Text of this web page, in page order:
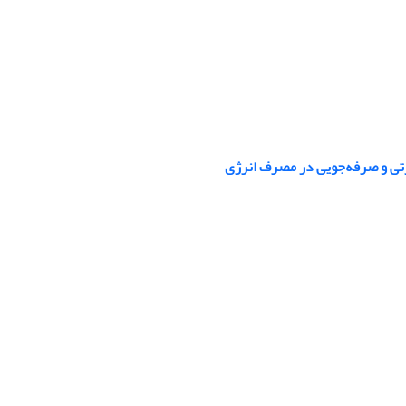
و صرفه‌جویی در مصرف انرژی